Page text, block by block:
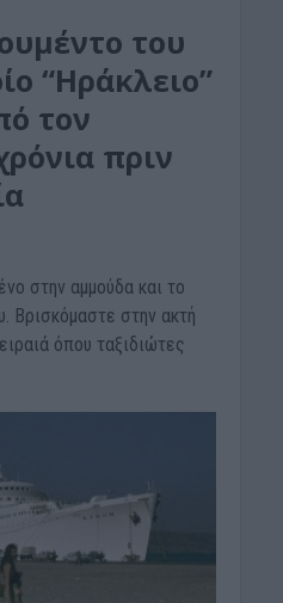
του
“Ηράκλειο”
τον
πριν
στην αμμούδα και το
Βρισκόμαστε στην ακτή
όπου ταξιδιώτες